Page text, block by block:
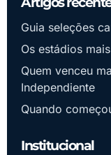
Guia seleções
Os estádios
Quem venceu
Independiente
Quando
Institucional